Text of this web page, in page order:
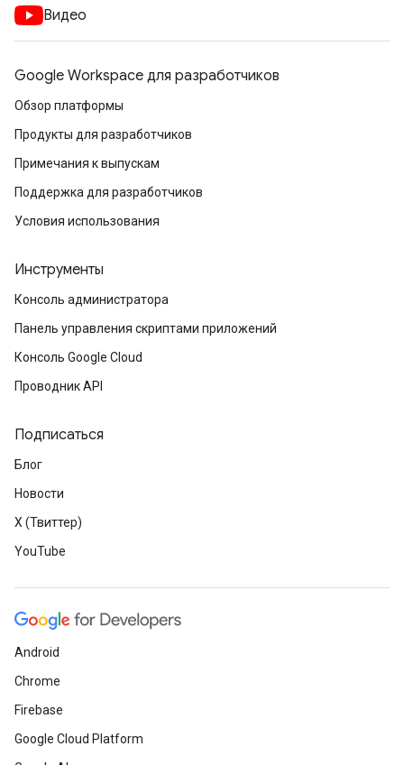
Видео
Google Workspace для разработчиков
Обзор платформы
Продукты для разработчиков
Примечания к выпускам
Поддержка для разработчиков
Условия использования
Инструменты
Консоль администратора
Панель управления скриптами приложений
Консоль Google Cloud
Проводник API
Подписаться
Блог
Новости
X (Твиттер)
YouTube
Android
Chrome
Firebase
Google Cloud Platform